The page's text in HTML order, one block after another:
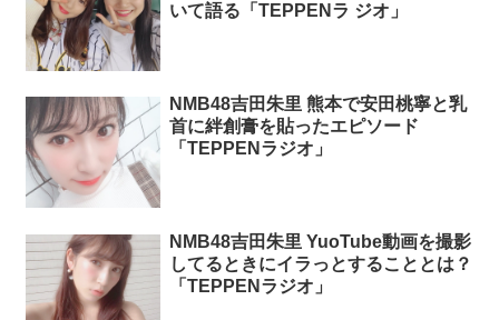
いて語る「TEPPENラ ジオ」
NMB48吉田朱里 熊本で安田桃寧と乳
首に絆創膏を貼ったエピソード
「TEPPENラジオ」
NMB48吉田朱里 YuoTube動画を撮影
してるときにイラっとすることとは？
「TEPPENラジオ」